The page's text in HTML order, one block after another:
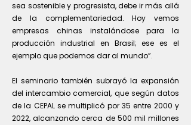
sea sostenible y progresista, debe ir más allá
de la complementariedad. Hoy vemos
empresas chinas instalándose para la
producción industrial en Brasil; ese es el
ejemplo que podemos dar al mundo”.
El seminario también subrayó la expansión
del intercambio comercial, que según datos
de la CEPAL se multiplicó por 35 entre 2000 y
2022, alcanzando cerca de 500 mil millones